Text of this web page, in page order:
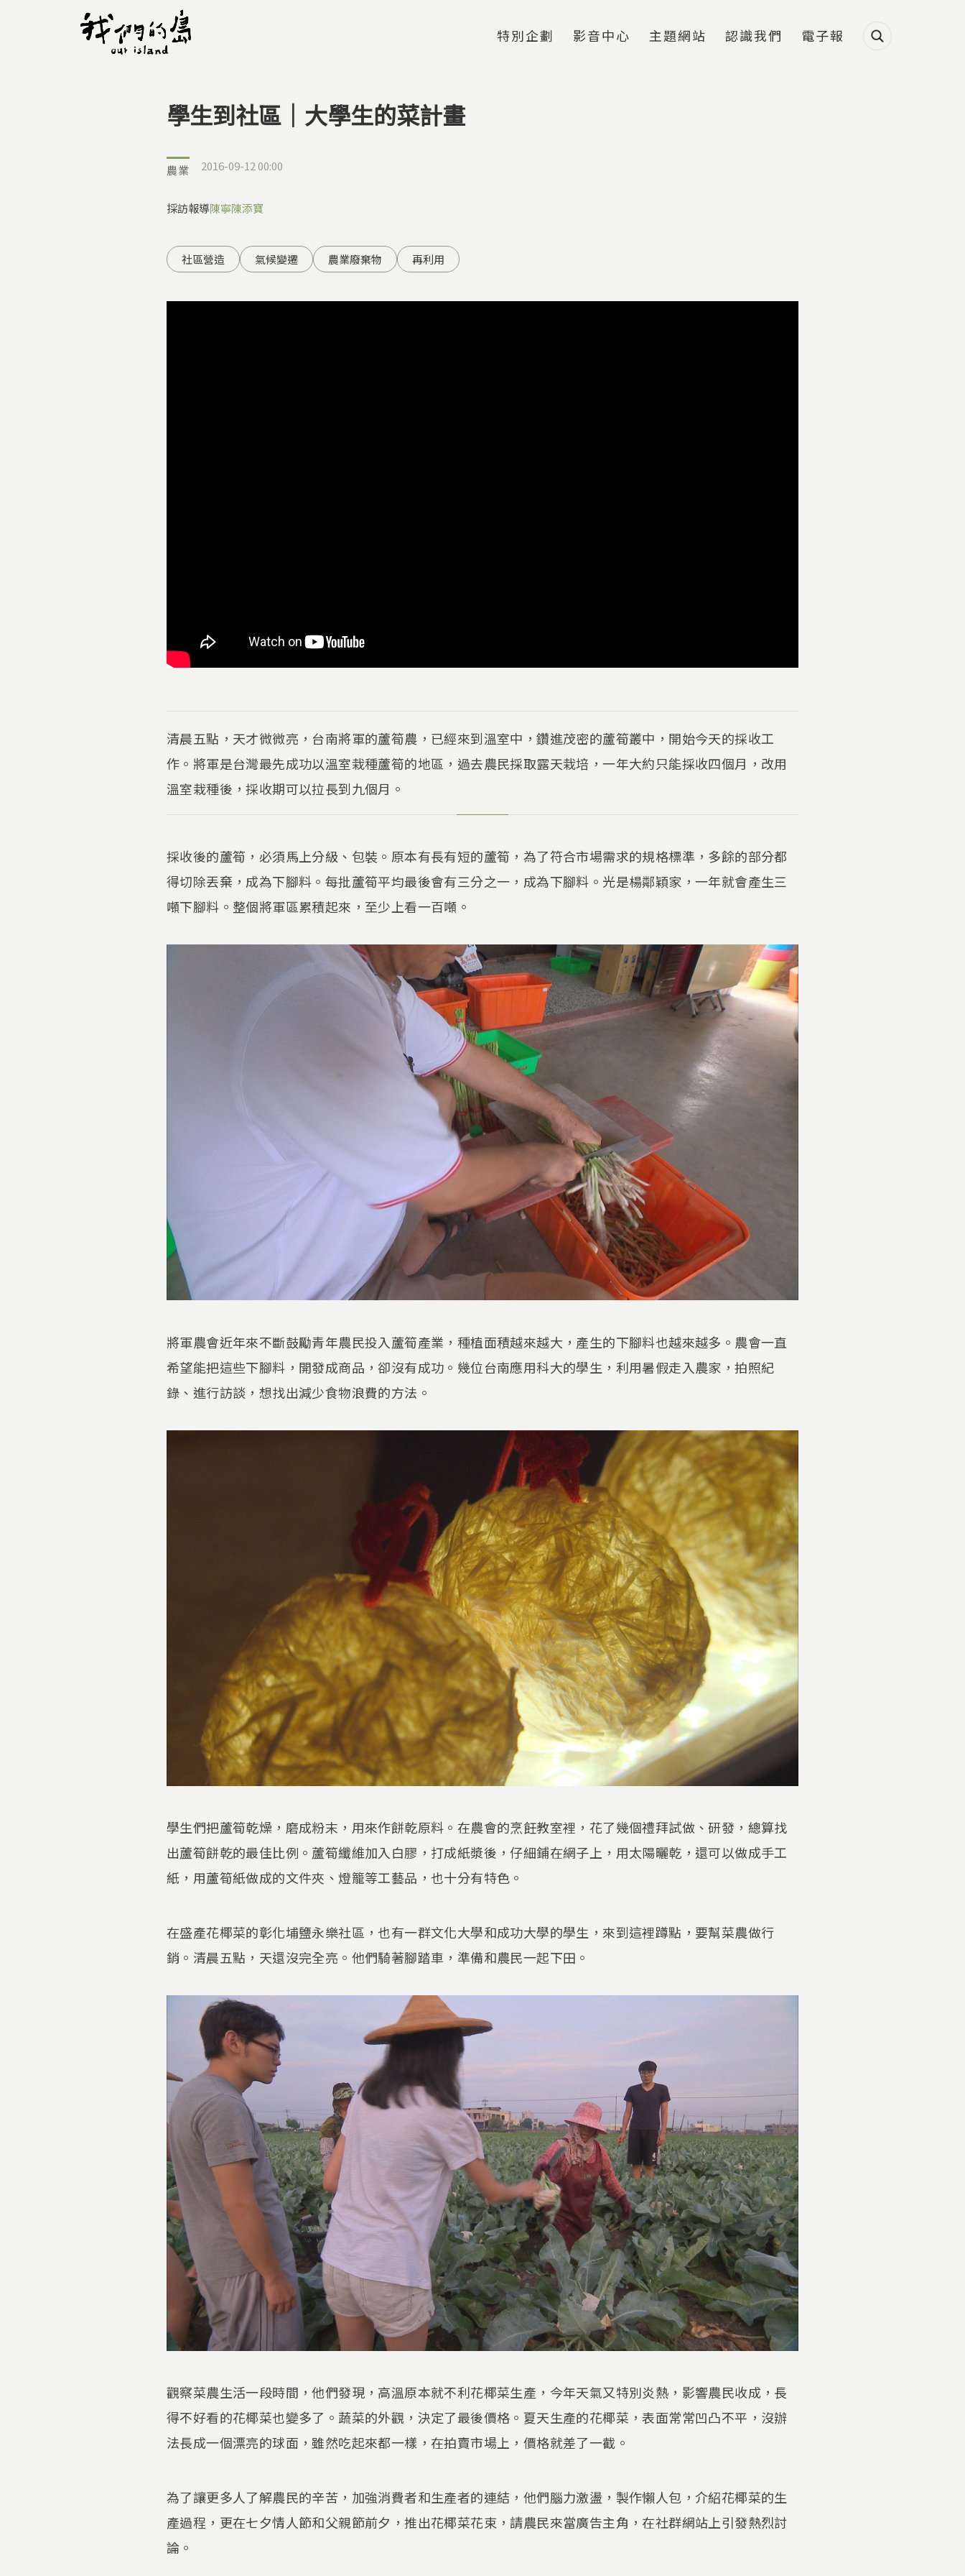
特別企劃 影音中心 主題網站 認識我們 電子報
您在這裡
學生到社區｜大學生的菜計畫
農業 2016-09-12 00:00
採訪報導陳寧陳添寶
社區營造 氣候變遷 農業廢棄物 再利用
清晨五點，天才微微亮，台南將軍的蘆筍農，已經來到溫室中，鑽進茂密的蘆筍叢中，開始今天的採收工
作。將軍是台灣最先成功以溫室栽種蘆筍的地區，過去農民採取露天栽培，一年大約只能採收四個月，改用
溫室栽種後，採收期可以拉長到九個月。
採收後的蘆筍，必須馬上分級、包裝。原本有長有短的蘆筍，為了符合市場需求的規格標準，多餘的部分都
得切除丟棄，成為下腳料。每批蘆筍平均最後會有三分之一，成為下腳料。光是楊鄰穎家，一年就會產生三
噸下腳料。整個將軍區累積起來，至少上看一百噸。
將軍農會近年來不斷鼓勵青年農民投入蘆筍產業，種植面積越來越大，產生的下腳料也越來越多。農會一直
希望能把這些下腳料，開發成商品，卻沒有成功。幾位台南應用科大的學生，利用暑假走入農家，拍照紀
錄、進行訪談，想找出減少食物浪費的方法。
學生們把蘆筍乾燥，磨成粉末，用來作餅乾原料。在農會的烹飪教室裡，花了幾個禮拜試做、研發，總算找
出蘆筍餅乾的最佳比例。蘆筍纖維加入白膠，打成紙漿後，仔細鋪在網子上，用太陽曬乾，還可以做成手工
紙，用蘆筍紙做成的文件夾、燈籠等工藝品，也十分有特色。
在盛產花椰菜的彰化埔鹽永樂社區，也有一群文化大學和成功大學的學生，來到這裡蹲點，要幫菜農做行
銷。清晨五點，天還沒完全亮。他們騎著腳踏車，準備和農民一起下田。
觀察菜農生活一段時間，他們發現，高溫原本就不利花椰菜生產，今年天氣又特別炎熱，影響農民收成，長
得不好看的花椰菜也變多了。蔬菜的外觀，決定了最後價格。夏天生產的花椰菜，表面常常凹凸不平，沒辦
法長成一個漂亮的球面，雖然吃起來都一樣，在拍賣市場上，價格就差了一截。
為了讓更多人了解農民的辛苦，加強消費者和生產者的連結，他們腦力激盪，製作懶人包，介紹花椰菜的生
產過程，更在七夕情人節和父親節前夕，推出花椰菜花束，請農民來當廣告主角，在社群網站上引發熱烈討
論。